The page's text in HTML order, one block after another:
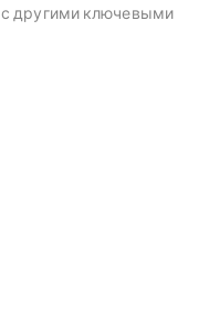
с другими ключевыми